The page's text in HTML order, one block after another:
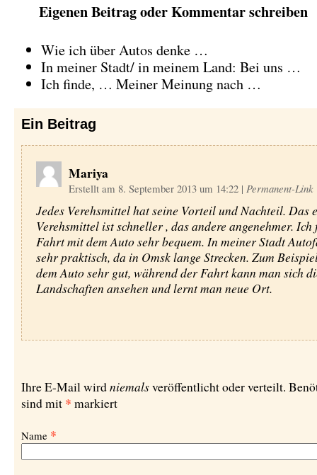
Eigenen Beitrag oder Kommentar schreiben
Wie ich über Autos denke …
In meiner Stadt/ in meinem Land: Bei uns …
Ich finde, … Meiner Meinung nach …
Ein Beitrag
Mariya
Erstellt am 8. September 2013 um 14:22 | Permanent-Link
Jedes Verehsmittel hat seine Vorteil und Nachteil. Das
Verehsmittel ist schneller , das andere angenehmer. Ich
Fahrt mit dem Auto sehr bequem. In meiner Stadt
sehr praktisch, da in Omsk lange Strecken. Zum
dem Auto sehr gut, während der Fahrt kann man sich
Landschaften ansehen und lernt man neue Ort.
Ihre E-Mail wirdniemalsveröffentlicht oder verteilt.
sind mit * markiert
Name *